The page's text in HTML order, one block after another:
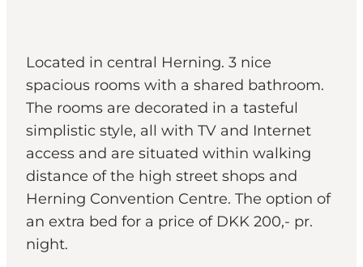
Erlebnisse
Unterkünfte
Reiseplanung
Located in central Herning. 3 nice
spacious rooms with a shared bathroom.
The rooms are decorated in a tasteful
simplistic style, all with TV and Internet
access and are situated within walking
distance of the high street shops and
Herning Convention Centre. The option of
an extra bed for a price of DKK 200,- pr.
night.